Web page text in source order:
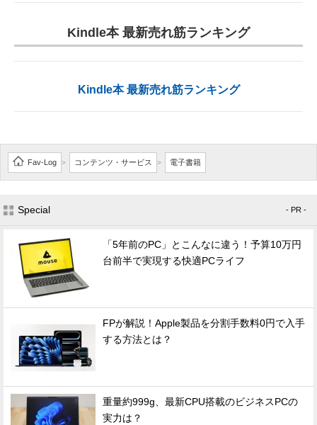
Kindle本 最新売れ筋ランキング
Kindle本 最新売れ筋ランキング
Fav-Log > コンテンツ・サービス > 電子書籍
Special - PR -
「5年前のPC」とこんなに違う！予算10万円
台前半で実現する快適PCライフ
FPが解説！Apple製品を分割手数料0円で入手
する方法とは？
重量約999g、最新CPU搭載のビジネスPCの
実力は？